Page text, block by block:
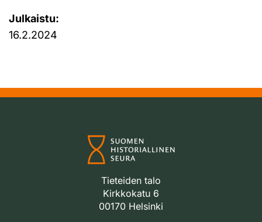
Julkaistu:
16.2.2024
Tieteiden talo
Kirkkokatu 6
00170 Helsinki